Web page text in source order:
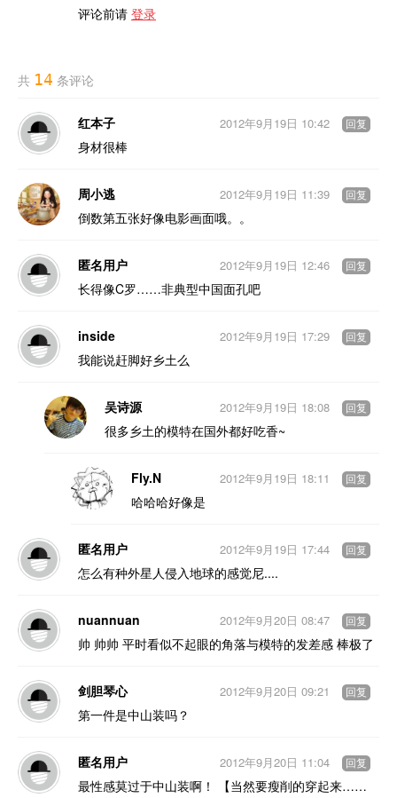
评论前请 登录
共 14 条评论
红本子
身材很棒
2012年9月19日 10:42 回复
周小逃
倒数第五张好像电影画面哦。。
2012年9月19日 11:39 回复
匿名用户
长得像C罗……非典型中国面孔吧
2012年9月19日 12:46 回复
inside
我能说赶脚好乡土么
2012年9月19日 17:29 回复
吴诗源
很多乡土的模特在国外都好吃香~
2012年9月19日 18:08 回复
Fly.N
哈哈哈好像是
2012年9月19日 18:11 回复
匿名用户
怎么有种外星人侵入地球的感觉尼....
2012年9月19日 17:44 回复
nuannuan
帅 帅帅 平时看似不起眼的角落与模特的发差感 棒极了
2012年9月20日 08:47 回复
剑胆琴心
第一件是中山装吗？
2012年9月20日 09:21 回复
匿名用户
最性感莫过于中山装啊！ 【当然要瘦削的穿起来……
2012年9月20日 11:04 回复